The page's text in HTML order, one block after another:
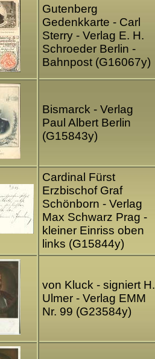
Gutenberg
Gedenkkarte - Carl
Sterry - Verlag E. H.
Schroeder Berlin -
Bahnpost (G16067y)
Bismarck - Verlag
Paul Albert Berlin
(G15843y)
Cardinal Fürst
Erzbischof Graf
Schönborn - Verlag
Max Schwarz Prag -
kleiner Einriss oben
links (G15844y)
von Kluck - signiert H.
Ulmer - Verlag EMM
Nr. 99 (G23584y)